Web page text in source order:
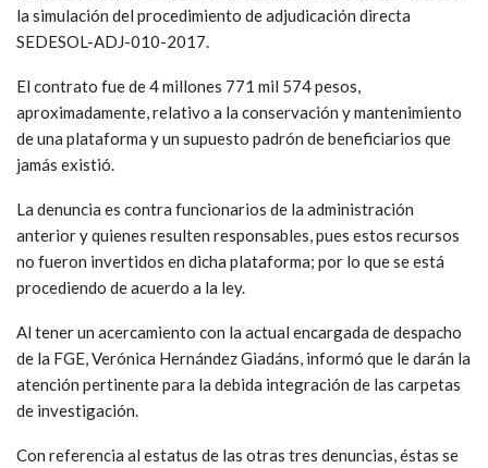
la simulación del procedimiento de adjudicación directa
SEDESOL-ADJ-010-2017.
El contrato fue de 4 millones 771 mil 574 pesos,
aproximadamente, relativo a la conservación y mantenimiento
de una plataforma y un supuesto padrón de beneficiarios que
jamás existió.
La denuncia es contra funcionarios de la administración
anterior y quienes resulten responsables, pues estos recursos
no fueron invertidos en dicha plataforma; por lo que se está
procediendo de acuerdo a la ley.
Al tener un acercamiento con la actual encargada de despacho
de la FGE, Verónica Hernández Giadáns, informó que le darán la
atención pertinente para la debida integración de las carpetas
de investigación.
Con referencia al estatus de las otras tres denuncias, éstas se